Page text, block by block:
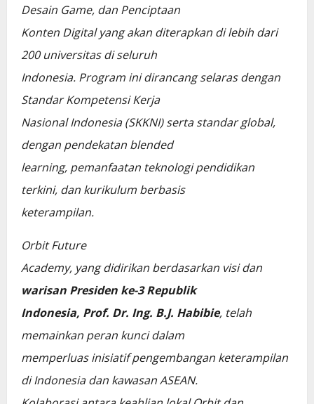
Desain Game, dan Penciptaan
Konten Digital yang akan diterapkan di lebih dari
200 universitas di seluruh
Indonesia. Program ini dirancang selaras dengan
Standar Kompetensi Kerja
Nasional Indonesia (SKKNI) serta standar global,
dengan pendekatan blended
learning, pemanfaatan teknologi pendidikan
terkini, dan kurikulum berbasis
keterampilan.
Orbit Future
Academy, yang didirikan berdasarkan visi dan
warisan Presiden ke-3 Republik
Indonesia, Prof. Dr. Ing. B.J. Habibie, telah
memainkan peran kunci dalam
memperluas inisiatif pengembangan keterampilan
di Indonesia dan kawasan ASEAN.